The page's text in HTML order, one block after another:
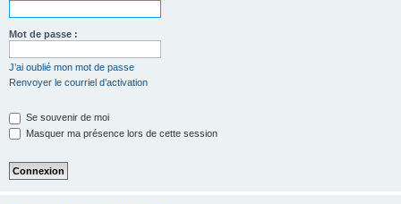
Mot de passe :
J’ai oublié mon mot de passe
Renvoyer le courriel d’activation
Se souvenir de moi
Masquer ma présence lors de cette session